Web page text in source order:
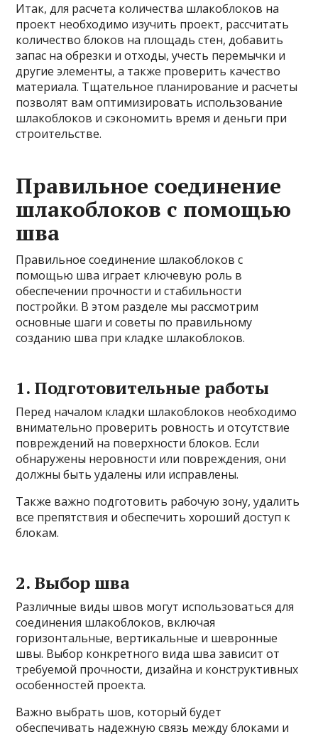
Итак, для расчета количества шлакоблоков на
проект необходимо изучить проект, рассчитать
количество блоков на площадь стен, добавить
запас на обрезки и отходы, учесть перемычки и
другие элементы, а также проверить качество
материала. Тщательное планирование и расчеты
позволят вам оптимизировать использование
шлакоблоков и сэкономить время и деньги при
строительстве.
Правильное соединение
шлакоблоков с помощью
шва
Правильное соединение шлакоблоков с
помощью шва играет ключевую роль в
обеспечении прочности и стабильности
постройки. В этом разделе мы рассмотрим
основные шаги и советы по правильному
созданию шва при кладке шлакоблоков.
1. Подготовительные работы
Перед началом кладки шлакоблоков необходимо
внимательно проверить ровность и отсутствие
повреждений на поверхности блоков. Если
обнаружены неровности или повреждения, они
должны быть удалены или исправлены.
Также важно подготовить рабочую зону, удалить
все препятствия и обеспечить хороший доступ к
блокам.
2. Выбор шва
Различные виды швов могут использоваться для
соединения шлакоблоков, включая
горизонтальные, вертикальные и шевронные
швы. Выбор конкретного вида шва зависит от
требуемой прочности, дизайна и конструктивных
особенностей проекта.
Важно выбрать шов, который будет
обеспечивать надежную связь между блоками и